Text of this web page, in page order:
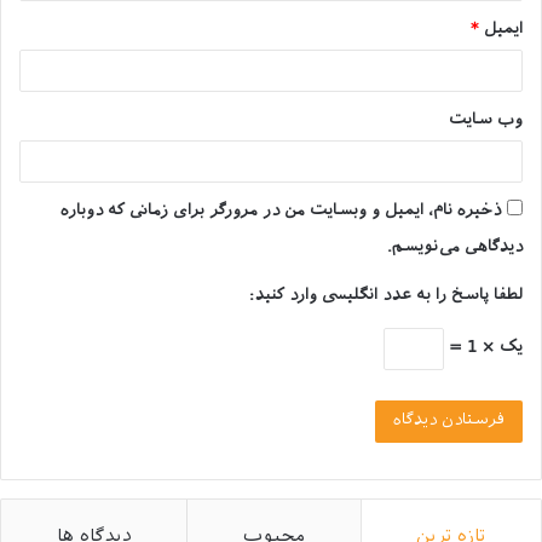
بیماری پاستورلوز خرگوش
بیماری واگیردار طاعون در خرگوش
همانطور که می‌دانید طاعون یک بیماری خطرناک است و
بیشتر از طریق کک به حیوانات انتقال پیدا می‌کند.
بیماری قابل انتقال هاری در خرگوش
ایمیل *
وب‌ سایت
ذخیره نام، ایمیل و وبسایت من در مرورگر برای زمانی که دوباره
دیدگاهی می‌نویسم.
لطفا پاسخ را به عدد انگلیسی وارد کنید:
یک × 1 =